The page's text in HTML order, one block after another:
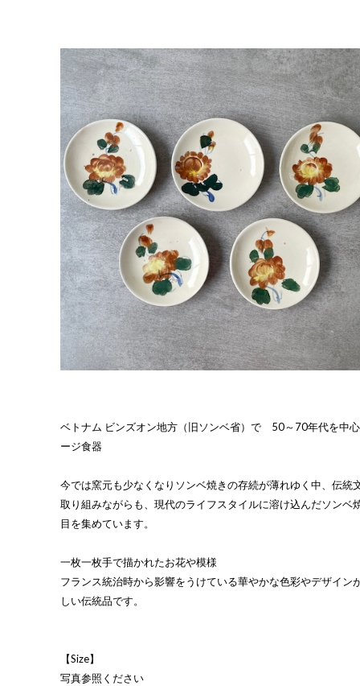
ベトナム ビンズオン地方（旧ソンベ省）で 50～70年代を中
ージ食器
今では窯元も少なくなりソンベ焼きの存続が薄れゆく中、伝統
取り組みながらも、現代のライフスタイルに溶け込んだソンベ
目を集めています。
一枚一枚手で描かれたお花や模様
フランス統治時から影響をうけている華やかな色彩やデザイン
しい伝統品です。
【Size】
写真参照ください